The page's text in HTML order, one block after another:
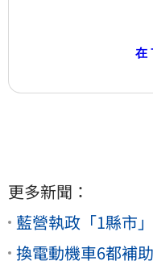
在
更多新聞：
藍營執政「1縣市
換電動機車6都補